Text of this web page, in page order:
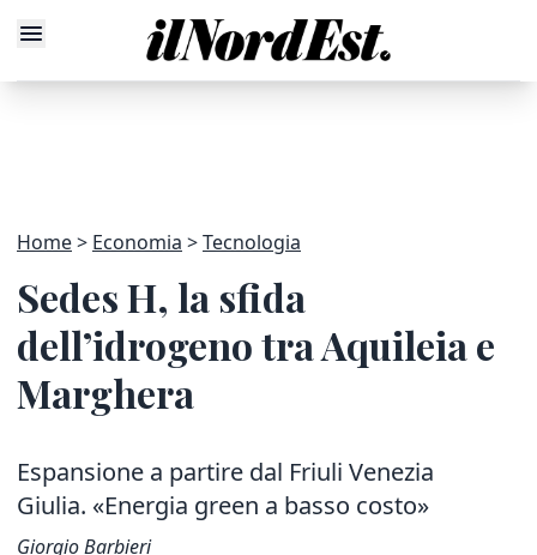
Home Economia Tecnologia
Sedes H, la sfida
dell’idrogeno tra Aquileia e
Marghera
Espansione a partire dal Friuli Venezia
Giulia. «Energia green a basso costo»
Giorgio Barbieri